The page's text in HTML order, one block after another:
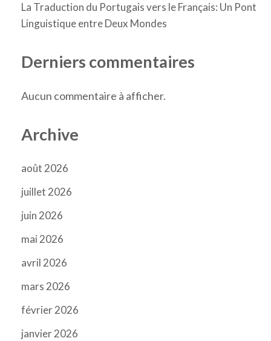
La Traduction du Portugais vers le Français: Un Pont
Linguistique entre Deux Mondes
Derniers commentaires
Aucun commentaire à afficher.
Archive
août 2026
juillet 2026
juin 2026
mai 2026
avril 2026
mars 2026
février 2026
janvier 2026